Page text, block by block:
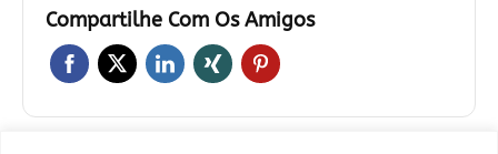
Compartilhe Com Os Amigos